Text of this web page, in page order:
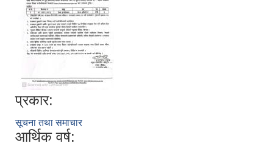
प्रकार:
सूचना तथा समाचार
आर्थिक वर्ष: